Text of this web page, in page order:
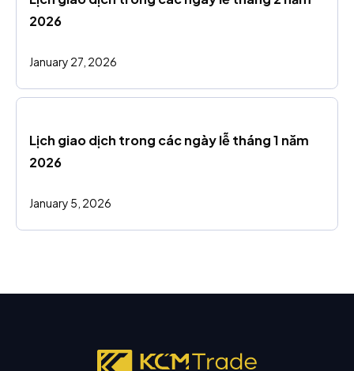
2026
January 27, 2026
Lịch giao dịch trong các ngày lễ tháng 1 năm
2026
January 5, 2026